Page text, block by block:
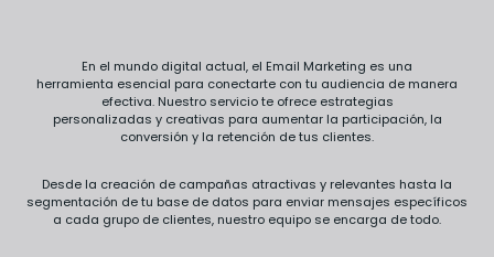
En el mundo digital actual, el Email Marketing es una
herramienta esencial para conectarte con tu audiencia de manera
efectiva. Nuestro servicio te ofrece estrategias
personalizadas y creativas para aumentar la participación, la
conversión y la retención de tus clientes.
Desde la creación de campañas atractivas y relevantes hasta la
segmentación de tu base de datos para enviar mensajes específicos
a cada grupo de clientes, nuestro equipo se encarga de todo.